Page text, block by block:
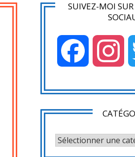
SUIVEZ-MOI SUR
Facebook
CATÉGORIES